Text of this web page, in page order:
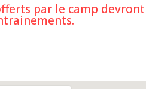
par le camp